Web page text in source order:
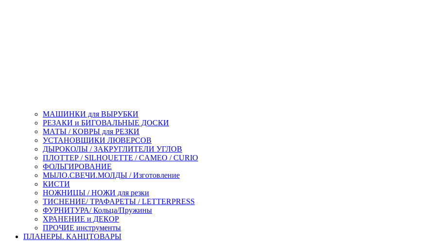
МАШИНКИ для ВЫРУБКИ
РЕЗАКИ и БИГОВАЛЬНЫЕ ДОСКИ
МАТЫ / КОВРЫ для РЕЗКИ
УСТАНОВЩИКИ ЛЮВЕРСОВ
ДЫРОКОЛЫ / ЗАКРУГЛИТЕЛИ УГЛОВ
ПЛОТТЕР / SILHOUETTE / CAMEO / CURIO
ФОЛЬГИРОВАНИЕ
МЫЛО.СВЕЧИ.МОЛДЫ / Изготовление
КИСТИ
НОЖНИЦЫ / НОЖИ для резки
ТИСНЕНИЕ/ ТРАФАРЕТЫ / LETTERPRESS
ФУРНИТУРА/ Кольца/Пружины
ХРАНЕНИЕ и ДЕКОР
ПРОЧИЕ инструменты
ПЛАНЕРЫ. КАНЦТОВАРЫ